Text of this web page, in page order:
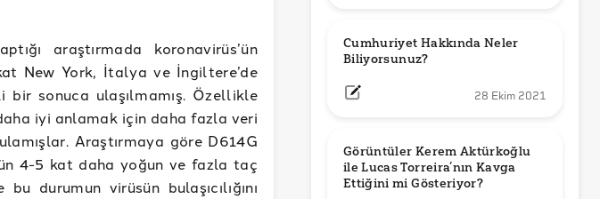
araştırmada koronavirüs’ün
New York, İtalya ve İngiltere’de
sonuca ulaşılmamış. Özellikle
iyi anlamak için daha fazla veri
Araştırmaya göre D614G
4-5 kat daha yoğun ve fazla taç
durumun virüsün bulaşıcılığını
Cumhuriyet Hakkında Neler
Biliyorsunuz?
28 Ekim 2021
Görüntüler Kerem Aktürkoğlu
ile Lucas Torreira’nın Kavga
Ettiğini mi Gösteriyor?